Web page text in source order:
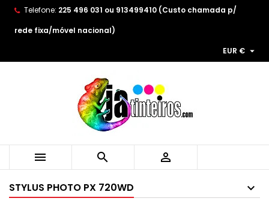
Telefone: 225 496 031 ou 913499410 (Custo chamada p/
rede fixa/móvel nacional)
EUR € 
  
STYLUS PHOTO PX 720WD
As minhas listas de desejos ×
((modalTitle)) ×
((cancelText)) ((modalDeleteText))
((title)) ×
((label))
((cancelText)) ((createText))
Entrar ×
You need to be logged in to save products in your
wishlist.
((cancelText))